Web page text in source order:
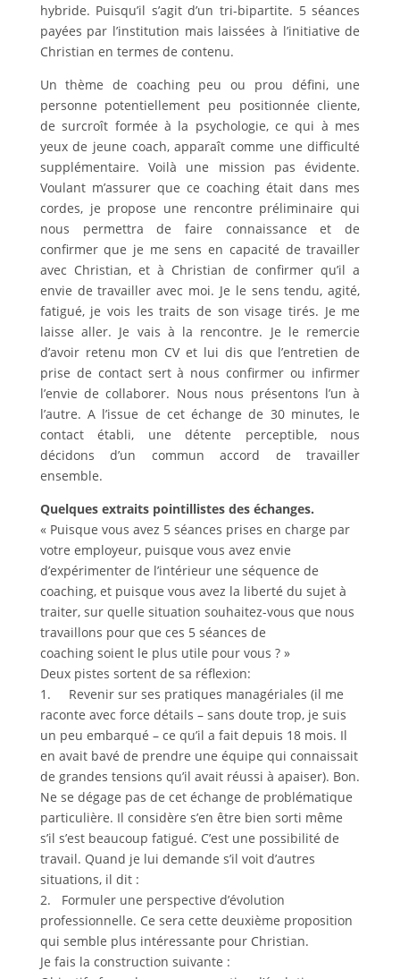
hybride. Puisqu’il s’agit d’un tri-bipartite. 5 séances
payées par l’institution mais laissées à l’initiative de
Christian en termes de contenu.
Un thème de coaching peu ou prou défini, une
personne potentiellement peu positionnée cliente,
de surcroît formée à la psychologie, ce qui à mes
yeux de jeune coach, apparaît comme une difficulté
supplémentaire. Voilà une mission pas évidente.
Voulant m’assurer que ce coaching était dans mes
cordes, je propose une rencontre préliminaire qui
nous permettra de faire connaissance et de
confirmer que je me sens en capacité de travailler
avec Christian, et à Christian de confirmer qu’il a
envie de travailler avec moi. Je le sens tendu, agité,
fatigué, je vois les traits de son visage tirés. Je me
laisse aller. Je vais à la rencontre. Je le remercie
d’avoir retenu mon CV et lui dis que l’entretien de
prise de contact sert à nous confirmer ou infirmer
l’envie de collaborer. Nous nous présentons l’un à
l’autre. A l’issue de cet échange de 30 minutes, le
contact établi, une détente perceptible, nous
décidons d’un commun accord de travailler
ensemble.
Quelques extraits pointillistes des échanges.
« Puisque vous avez 5 séances prises en charge par
votre employeur, puisque vous avez envie
d’expérimenter de l’intérieur une séquence de
coaching, et puisque vous avez la liberté du sujet à
traiter, sur quelle situation souhaitez-vous que nous
travaillons pour que ces 5 séances de
coaching soient le plus utile pour vous ? »
Deux pistes sortent de sa réflexion:
1. Revenir sur ses pratiques managériales (il me
raconte avec force détails – sans doute trop, je suis
un peu embarqué – ce qu’il a fait depuis 18 mois. Il
en avait bavé de prendre une équipe qui connaissait
de grandes tensions qu’il avait réussi à apaiser). Bon.
Ne se dégage pas de cet échange de problématique
particulière. Il considère s’en être bien sorti même
s’il s’est beaucoup fatigué. C’est une possibilité de
travail. Quand je lui demande s’il voit d’autres
situations, il dit :
2. Formuler une perspective d’évolution
professionnelle. Ce sera cette deuxième proposition
qui semble plus intéressante pour Christian.
Je fais la construction suivante :